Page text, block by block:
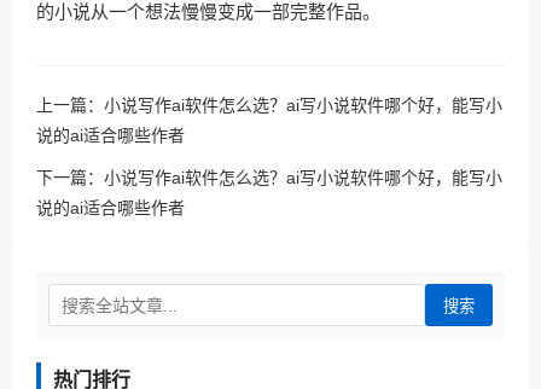
的小说从一个想法慢慢变成一部完整作品。
上一篇： 小说写作ai软件怎么选？ai写小说软件哪个好，能写小
说的ai适合哪些作者
下一篇： 小说写作ai软件怎么选？ai写小说软件哪个好，能写小
说的ai适合哪些作者
搜索
热门排行